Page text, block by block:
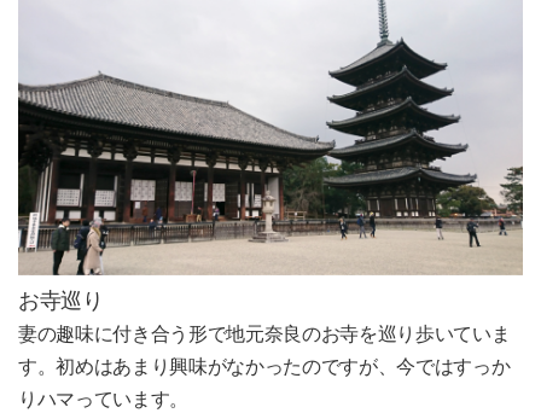
お寺巡り
妻の趣味に付き合う形で地元奈良のお寺を巡り歩いていま
す。初めはあまり興味がなかったのですが、今ではすっか
りハマっています。